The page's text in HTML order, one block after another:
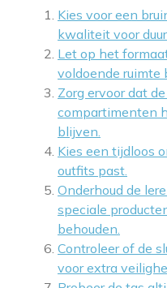
Kies voor een
kwaliteit voor
Let op het
voldoende ruimte
Zorg ervoor dat
compartimenten
blijven.
Kies een tijdloos
outfits past.
Onderhoud de
speciale
behouden.
Controleer of de
voor extra